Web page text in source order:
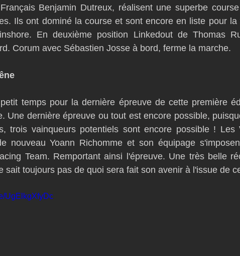
Benjamin Dutreux, réalisent une superbe
Ils ont dominé la course et sont encore en liste pour
En deuxième position Linkedout de Thomas
Corum avec Sébastien Josse à bord, ferme la marche.
temps pour la dernière épreuve de cette première
Une dernière épreuve ou tout est encore possible,
trois vainqueurs potentiels sont encore possible ! Les
nouveau Yoann Richomme et son équipage
Team. Remportant ainsi l'épreuve. Une très belle
sait toujours pas de quoi sera fait son avenir à l'issue de
UgElkgXfyDc